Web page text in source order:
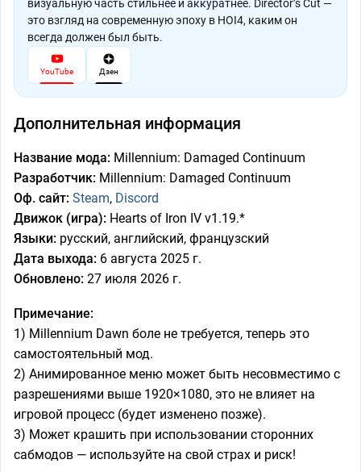
визуальную часть стильнее и аккуратнее. Director’s Cut —
это взгляд на современную эпоху в HOI4, каким он
всегда должен был быть.
YouTube Дзен
Дополнительная информация
Название мода: Millennium: Damaged Continuum
Разработчик: Millennium: Damaged Continuum
Оф. сайт: Steam, Discord
Движок (игра): Hearts of Iron IV v1.19.*
Языки: русский, английский, французский
Дата выхода: 6 августа 2025 г.
Обновлено: 27 июля 2026 г.
Примечание:
1) Millennium Dawn боле не требуется, теперь это
самостоятельный мод.
2) Анимированное меню может быть несовместимо с
разрешениями выше 1920×1080, это не влияет на
игровой процесс (будет изменено позже).
3) Может крашить при использовании сторонних
сабмодов — используйте на свой страх и риск!